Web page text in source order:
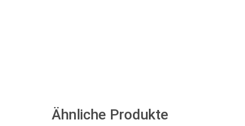
Ähnliche Produkte